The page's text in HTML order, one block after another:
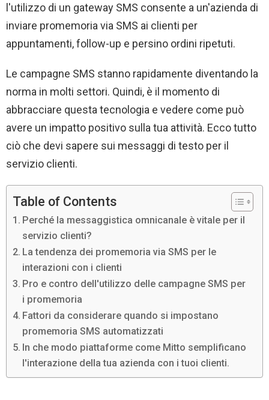
l'utilizzo di un gateway SMS consente a un'azienda di
inviare promemoria via SMS ai clienti per
appuntamenti, follow-up e persino ordini ripetuti.
Le campagne SMS stanno rapidamente diventando la
norma in molti settori. Quindi, è il momento di
abbracciare questa tecnologia e vedere come può
avere un impatto positivo sulla tua attività. Ecco tutto
ciò che devi sapere sui messaggi di testo per il
servizio clienti.
Table of Contents
Perché la messaggistica omnicanale è vitale per il
servizio clienti?
La tendenza dei promemoria via SMS per le
interazioni con i clienti
Pro e contro dell'utilizzo delle campagne SMS per
i promemoria
Fattori da considerare quando si impostano
promemoria SMS automatizzati
In che modo piattaforme come Mitto semplificano
l'interazione della tua azienda con i tuoi clienti.